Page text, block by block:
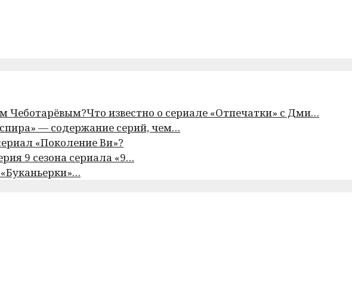
Что известно о сериале «Отпечатки» с Дми…
— содержание серий, чем…
«Поколение Ви»?
9 сезона сериала «9…